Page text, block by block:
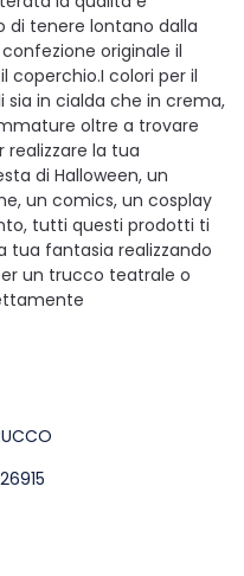
di tenere lontano dalla
originale il
coperchio.I colori per il
sia in cialda che in crema,
oltre a trovare
la tua
di Halloween, un
un comics, un cosplay
tutti questi prodotti ti
tua fantasia realizzando
un trucco teatrale o